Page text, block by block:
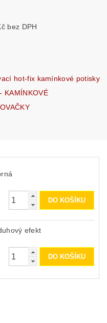
od 130 Kč bez DPH
hot-fix kamínkové potisky
KAMÍNKOVÉ
efekt